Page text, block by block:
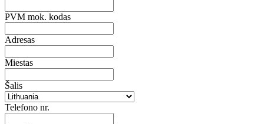
PVM mok. kodas
Adresas
Miestas
Šalis
Telefono nr.